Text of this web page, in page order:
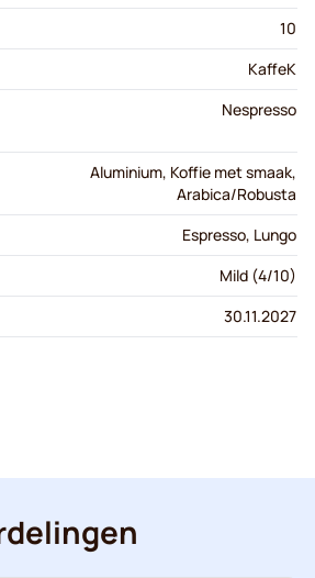
10
KaffeK
Nespresso
Aluminium, Koffie met smaak,
Arabica/Robusta
Espresso, Lungo
Mild (4/10)
30.11.2027